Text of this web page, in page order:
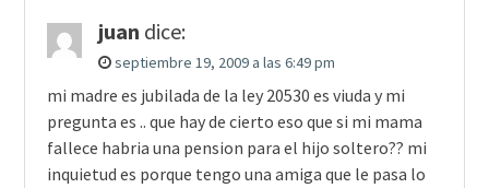
juan dice:
septiembre 19, 2009 a las 6:49 pm
mi madre es jubilada de la ley 20530 es viuda y mi
pregunta es .. que hay de cierto eso que si mi mama
fallece habria una pension para el hijo soltero?? mi
inquietud es porque tengo una amiga que le pasa lo